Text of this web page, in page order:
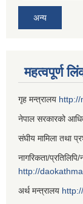
अन्य
महत्वपूर्ण
गृह मन्त्रालय http://
नेपाल सरकारको
संघीय मामिला तथा
नागरिकता/
http://
अर्थ मन्त्रालय